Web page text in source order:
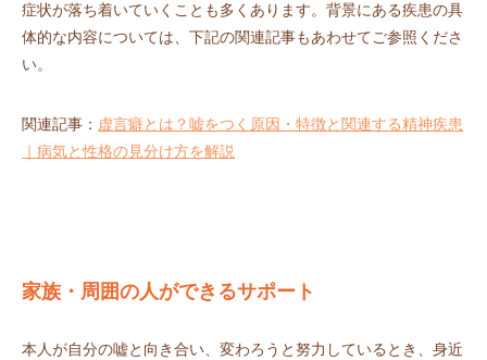
症状が落ち着いていくことも多くあります。背景にある疾患の具
体的な内容については、下記の関連記事もあわせてご参照くださ
い。
関連記事： 虚言癖とは？嘘をつく原因・特徴と関連する精神疾患
｜病気と性格の見分け方を解説
家族・周囲の人ができるサポート
本人が自分の嘘と向き合い、変わろうと努力しているとき、身近